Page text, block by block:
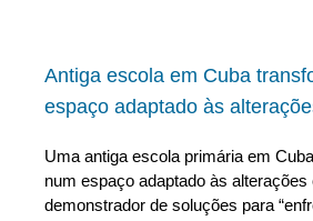
Antiga escola em Cuba
espaço adaptado às
Uma antiga escola primária em
num espaço adaptado às
demonstrador de soluções para